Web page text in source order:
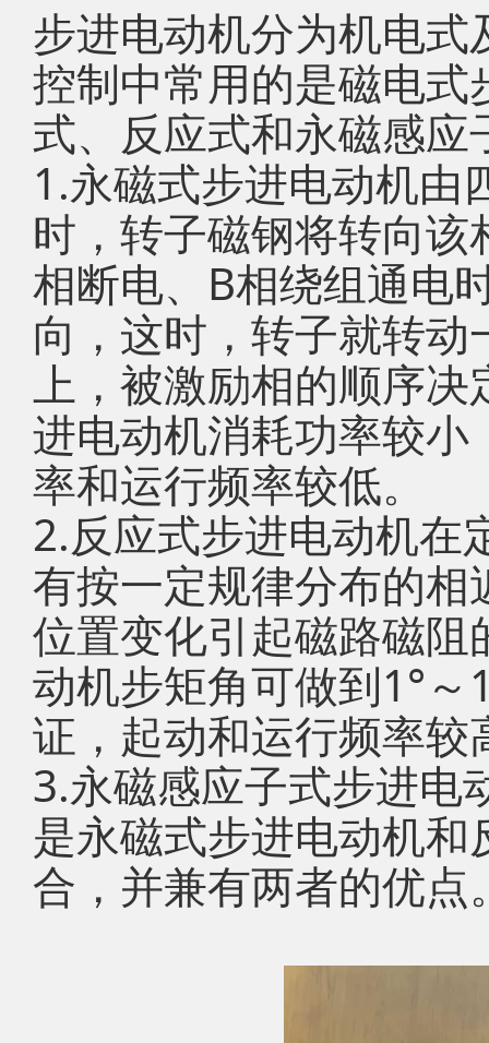
步进电动机分为机电
控制中常用的是磁电
式、反应式和永磁感应
1.永磁式步进电动机由
时，转子磁钢将转向
相断电、B相绕组通电
向，这时，转子就转
上，被激励相的顺序
进电动机消耗功率较
率和运行频率较低。
2.反应式步进电动机在
有按一定规律分布的
位置变化引起磁路磁
动机步矩角可做到1°
证，起动和运行频率
3.永磁感应子式步进电
是永磁式步进电动机
合，并兼有两者的优点